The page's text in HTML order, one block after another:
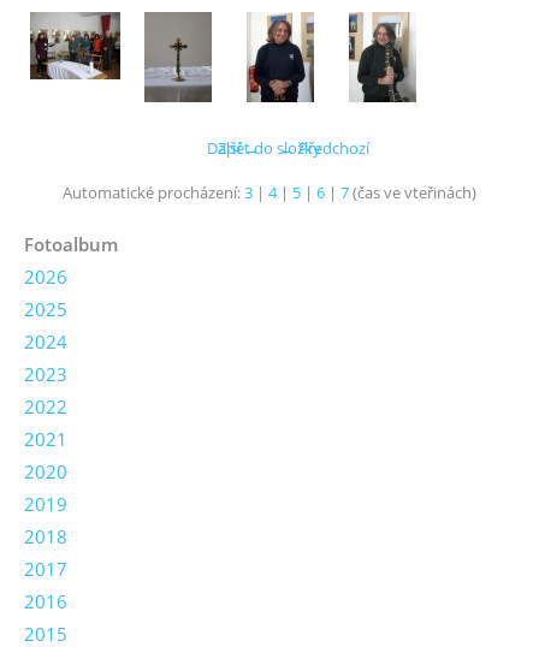
← Předchozí
Další →
Zpět do složky
Automatické procházení:3 | 4| 5 | 6 | 7(čas ve vteřinách)
Fotoalbum
2026
2025
2024
2023
2022
2021
2020
2019
2018
2017
2016
2015